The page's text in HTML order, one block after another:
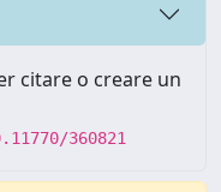
citare o creare un
360821